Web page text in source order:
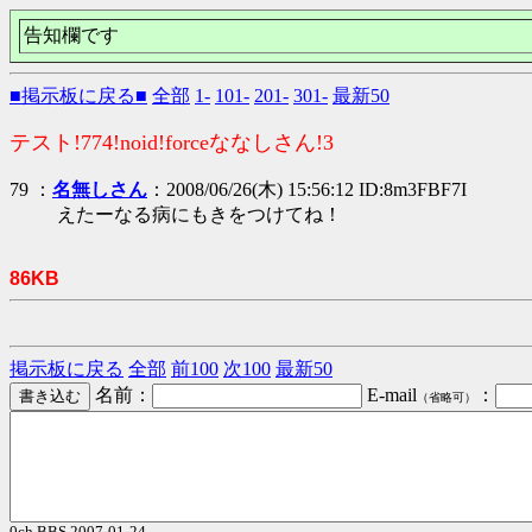
告知欄です
■掲示板に戻る■ 全部 1- 101- 201- 301- 最新50
テスト!774!noid!forceななしさん!3
79 ： 名無しさん ：2008/06/26(木) 15:56:12 ID:8m3FBF7I
えたーなる病にもきをつけてね！
86KB
掲示板に戻る 全部 前100 次100 最新50
名前：
E-mail （省略可） ：